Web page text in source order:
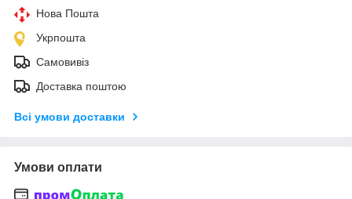
Нова Пошта
Укрпошта
Самовивіз
Доставка поштою
Всі умови доставки
Умови оплати